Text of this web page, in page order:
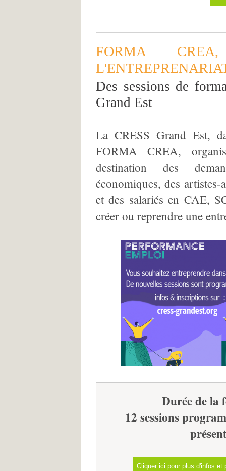
FORMA
Des sessions de
Grand Est
La CRESS Grand Est,
FORMA CREA,
destination des
économiques, des artistes-
et des salariés en CAE,
créer ou reprendre une
Durée de la
12 sessions
Cliquer ici pour plus d'infos et